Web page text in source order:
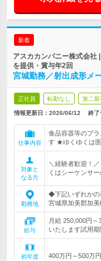
新着
アスカカンパニー株式会社
を提供・賞与年2回
宮城勤務／射出成形メ
正社員 転勤なし 第二新
情報更新日：2026/06/12 終了
仕事内容
食品容器等のプ
す ★ゆくゆくは
対象と
なる方
＼経験者歓迎！
くはシーケンサ
勤務地
◆下記いずれかの
宮城県加美郡加
給与
月給 250,000円
いたします試用
初年度
400万円～500万円